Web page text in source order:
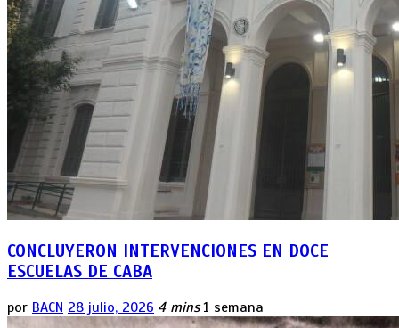
CONCLUYERON INTERVENCIONES EN DOCE
ESCUELAS DE CABA
por BACN 28 julio, 2026 4 mins 1 semana